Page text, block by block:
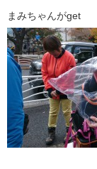
まみちゃんがget